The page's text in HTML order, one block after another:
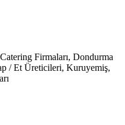
Firmaları, Dondurma
/ Et Üreticileri, Kuruyemiş,